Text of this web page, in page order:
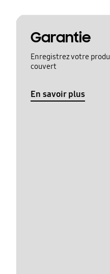
Garantie
Enregistrez votre
couvert
En savoir plus